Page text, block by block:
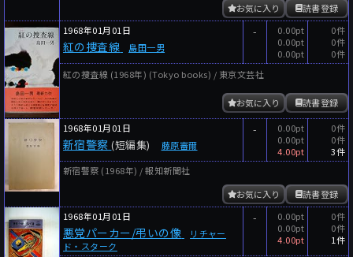
読書登録
お気に入り
1968年01月01日
紅の捜査線 島田一男
-
0.00pt
0.00pt
0.00pt
0件
0件
0件
紅の捜査線 (1968年) (Tokyo books) / 東京文芸社
読書登録
お気に入り
1968年01月01日
新宿警察 (短編集) 藤原審爾
-
0.00pt
0.00pt
4.00pt
0件
0件
3件
新宿警察 (1968年) / 報知新聞社
読書登録
お気に入り
1968年01月01日
悪党パーカー/弔いの像
リチャー
ド・スターク
-
0.00pt
0.00pt
4.00pt
0件
0件
1件